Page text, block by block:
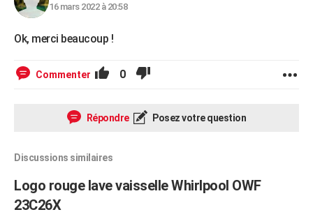
16 mars 2022 à 20:58
Ok, merci beaucoup !
Commenter 0
Répondre Posez votre question
Discussions similaires
Logo rouge lave vaisselle Whirlpool OWF
23C26X